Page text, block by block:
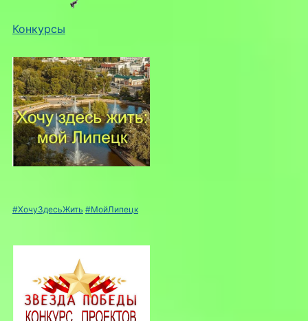
Конкурсы
#ХочуЗдесьЖить #МойЛипецк